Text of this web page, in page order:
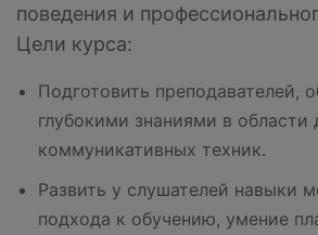
поведения и
Цели курса:
Подготовить преподавателей,
глубокими знаниями в области
коммуникативных техник.
Развить у слушателей навыки
подхода к обучению, умение